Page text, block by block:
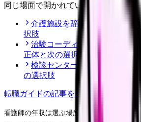
同じ場面で開かれている記事
介護施設を辞めたい看護師へ
択肢
治験コーディネーターを辞め
正体と次の選択肢
検診センターを辞めたい看護
の選択肢
転職ガイドの記事をもっと見る
看護師の年収は選ぶ場所で 150-300 万円差